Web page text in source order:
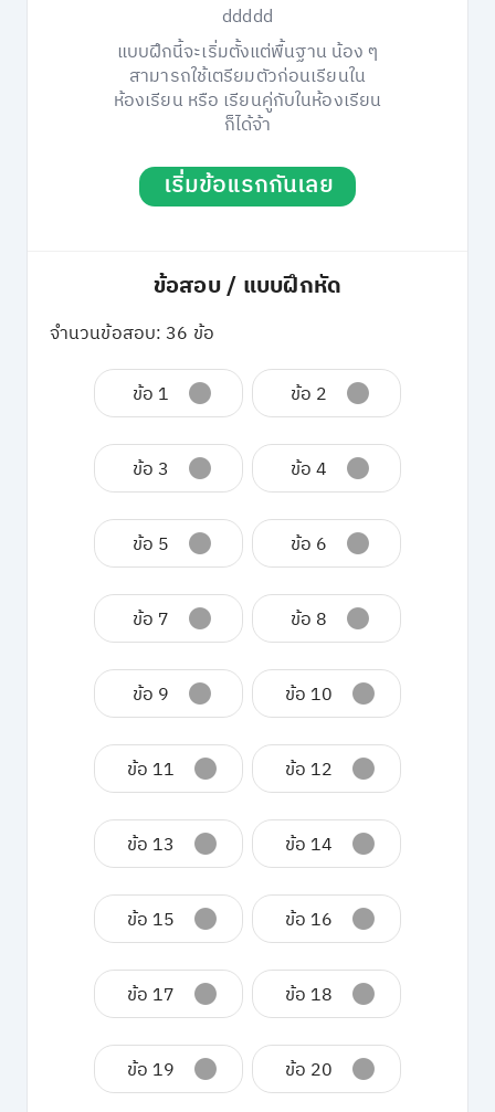
ddddd
แบบฝึกนี้จะเริ่มตั้งแต่พื้นฐาน น้อง ๆ
สามารถใช้เตรียมตัวก่อนเรียนใน
ห้องเรียน หรือ เรียนคู่กับในห้องเรียน
ก็ได้จ้า
เริ่มข้อแรกกันเลย
ข้อสอบ / แบบฝึกหัด
จำนวนข้อสอบ: 36 ข้อ
ข้อ 1 ข้อ 2
ข้อ 3 ข้อ 4
ข้อ 5 ข้อ 6
ข้อ 7 ข้อ 8
ข้อ 9 ข้อ 10
ข้อ 11 ข้อ 12
ข้อ 13 ข้อ 14
ข้อ 15 ข้อ 16
ข้อ 17 ข้อ 18
ข้อ 19 ข้อ 20